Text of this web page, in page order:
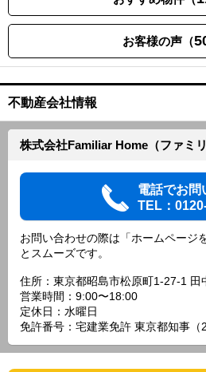
お客様の声（
不動産会社情報
株式会社Familiar Home（ファミリ
電話でお問
TEL：
お問い合わせの際は「ホームページ
とスムーズです。
住所：東京都昭島市松原町1-27-1 田
営業時間：9:00〜18:00
定休日：水曜日
免許番号：宅建業免許 東京都知事（